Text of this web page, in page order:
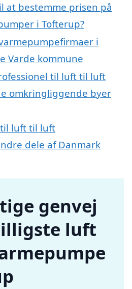
at bestemme prisen på
i Tofterup?
i
Varde kommune
til luft til luft
omkringliggende byer
luft til luft
dele af Danmark
genvej
luft